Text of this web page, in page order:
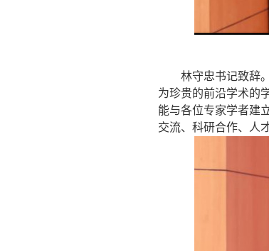
林守忠书记致辞。
为珍贵的前沿学术的
能与各位专家学者建
交流、科研合作、人